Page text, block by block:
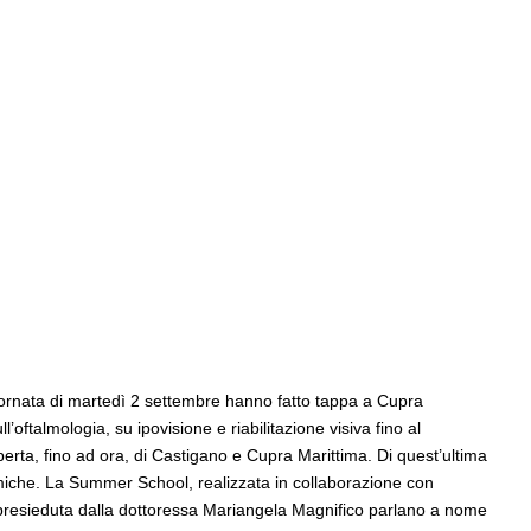
di martedì 2 settembre hanno fatto tappa a Cupra
su ipovisione e riabilitazione visiva fino al
fino ad ora, di Castigano e Cupra Marittima. Di quest’ultima
La Summer School, realizzata in collaborazione con
dalla dottoressa Mariangela Magnifico parlano a nome